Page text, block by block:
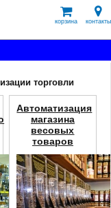
корзина контакты
торговли
Автоматизация
магазина
весовых
товаров